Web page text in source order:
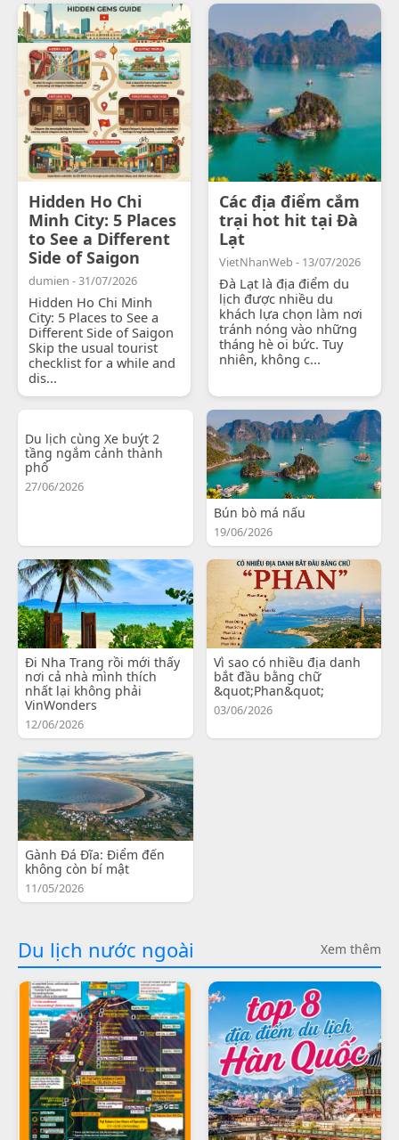
Hidden Ho Chi
Minh City: 5 Places
to See a Different
Side of Saigon
dumien - 31/07/2026
Hidden Ho Chi Minh
City: 5 Places to See a
Different Side of Saigon
Skip the usual tourist
checklist for a while and
dis...
Các địa điểm cắm
trại hot hit tại Đà
Lạt
VietNhanWeb - 13/07/2026
Đà Lạt là địa điểm du
lịch được nhiều du
khách lựa chọn làm nơi
tránh nóng vào những
tháng hè oi bức. Tuy
nhiên, không c...
Du lịch cùng Xe buýt 2
tầng ngắm cảnh thành
phố
27/06/2026
Bún bò má nấu
19/06/2026
Đi Nha Trang rồi mới thấy
nơi cả nhà mình thích
nhất lại không phải
VinWonders
12/06/2026
Vì sao có nhiều địa danh
bắt đầu bằng chữ
&quot;Phan&quot;
03/06/2026
Gành Đá Đĩa: Điểm đến
không còn bí mật
11/05/2026
Du lịch nước ngoài Xem thêm